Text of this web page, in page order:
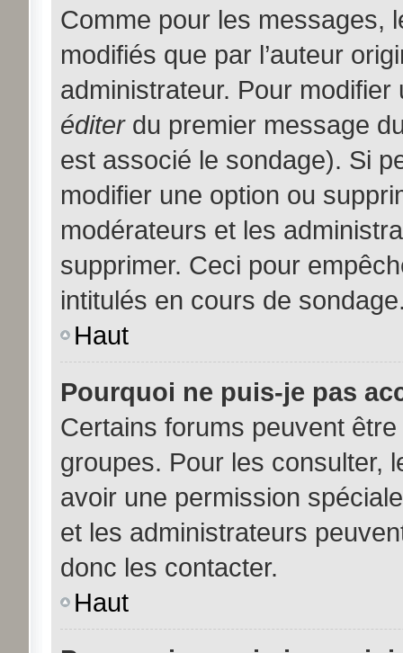
Comme pour les messages,
modifiés que par l’auteur
administrateur. Pour
éditerdu premier message
est associé le sondage). Si
modifier une option ou
modérateurs et les
supprimer. Ceci pour
intitulés en cours de
Haut
Pourquoi ne puis-je pas
Certains forums peuvent
groupes. Pour les consulter,
avoir une permission
et les administrateurs
donc les contacter.
Haut